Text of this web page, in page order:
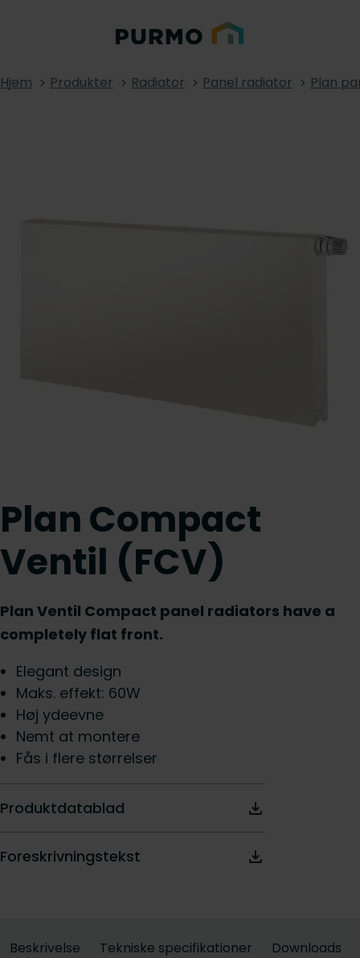
Hjem Produkter Radiator Panel radiator Plan
Plan Compact
Ventil (FCV)
Plan Ventil Compact panel radiators have a
completely flat front.
Elegant design
Maks. effekt: 60W
Høj ydeevne
Nemt at montere
Fås i flere størrelser
Produktdatablad
Foreskrivningstekst
Beskrivelse Tekniske specifikationer Downloads